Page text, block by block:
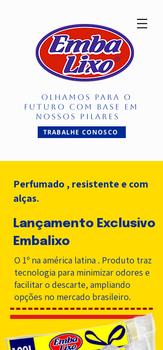
OLHAMOS PARA O
FUTURO COM BASE EM
NOSSOS PILARES
TRABALHE CONOSCO
Perfumado , resistente e com
alças.
Lançamento Exclusivo
Embalixo
O 1º na américa latina . Produto traz
tecnologia para minimizar odores e
facilitar o descarte, ampliando
opções no mercado brasileiro.